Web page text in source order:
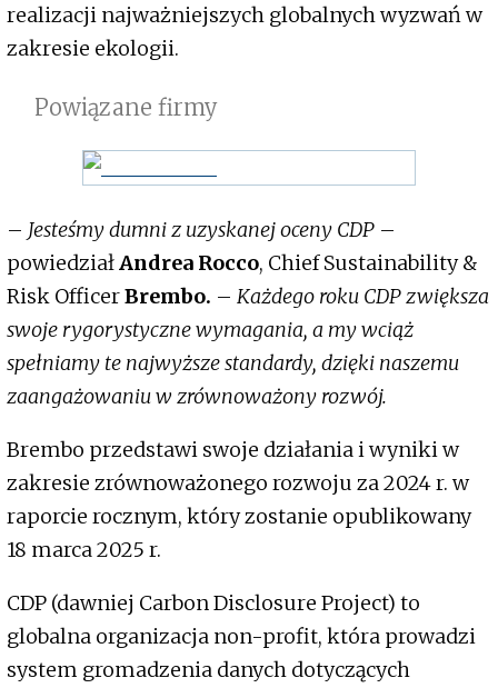
realizacji najważniejszych globalnych wyzwań w
zakresie ekologii.
Powiązane firmy
– Jesteśmy dumni z uzyskanej oceny CDP –
powiedziałAndrea Rocco, Chief Sustainability &
Risk OfficerBrembo. – Każdego roku CDP zwiększa
swoje rygorystyczne wymagania, a my wciąż
spełniamy te najwyższe standardy, dzięki naszemu
zaangażowaniu w zrównoważony rozwój.
Brembo przedstawi swoje działania i wyniki w
zakresie zrównoważonego rozwoju za 2024 r. w
raporcie rocznym, który zostanie opublikowany
18 marca 2025 r.
CDP (dawniej Carbon Disclosure Project) to
globalna organizacja non-profit, która prowadzi
system gromadzenia danych dotyczących